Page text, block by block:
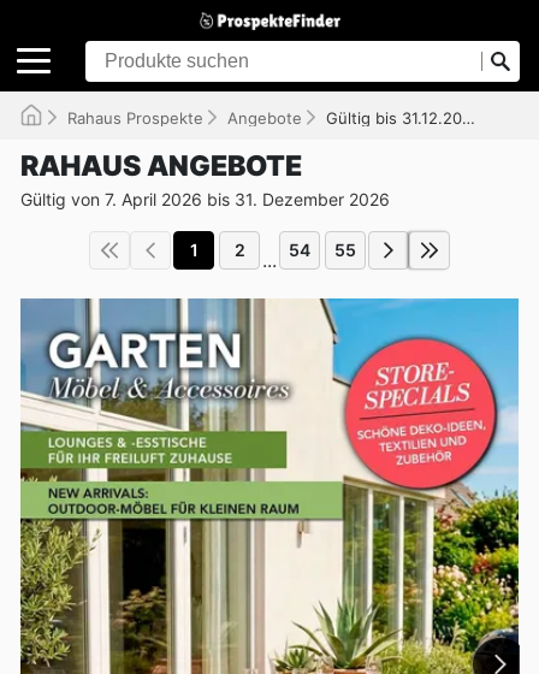
Rahaus Prospekte Angebote Gültig bis 31.12.2026
RAHAUS ANGEBOTE
Gültig von 7. April 2026 bis 31. Dezember 2026
1 2 ... 54 55